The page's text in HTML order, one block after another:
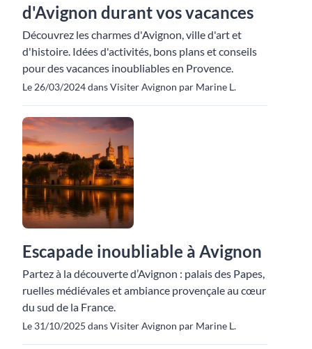
d'Avignon durant vos vacances
Découvrez les charmes d'Avignon, ville d'art et
d'histoire. Idées d'activités, bons plans et conseils
pour des vacances inoubliables en Provence.
Le 26/03/2024 dans Visiter Avignon par Marine L.
Escapade inoubliable à Avignon
Partez à la découverte d’Avignon : palais des Papes,
ruelles médiévales et ambiance provençale au cœur
du sud de la France.
Le 31/10/2025 dans Visiter Avignon par Marine L.